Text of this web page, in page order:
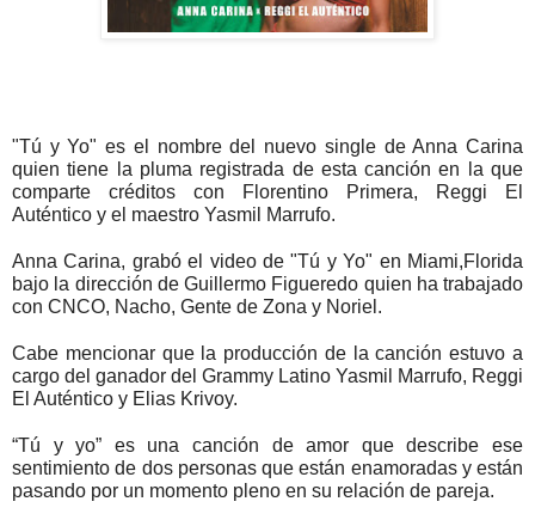
"Tú y Yo" es el nombre del nuevo single de Anna Carina
quien tiene la pluma registrada de esta canción en la que
comparte créditos con Florentino Primera, Reggi El
Auténtico y el maestro Yasmil Marrufo.
Anna Carina, grabó el video de "Tú y Yo" en Miami,Florida
bajo la dirección de Guillermo Figueredo quien ha trabajado
con CNCO, Nacho, Gente de Zona y Noriel.
Cabe mencionar que la producción de la canción estuvo a
cargo del ganador del Grammy Latino Yasmil Marrufo, Reggi
El Auténtico y Elias Krivoy.
“Tú y yo” es una canción de amor que describe ese
sentimiento de dos personas que están enamoradas y están
pasando por un momento pleno en su relación de pareja.